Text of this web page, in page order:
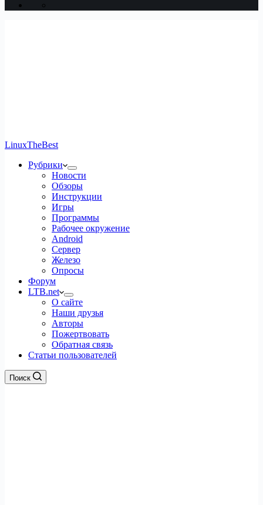
LinuxTheBest
Рубрики
Новости
Обзоры
Инструкции
Игры
Программы
Рабочее окружение
Android
Сервер
Железо
Опросы
Форум
LTB.net
О сайте
Наши друзья
Авторы
Пожертвовать
Обратная связь
Статьи пользователей
Поиск